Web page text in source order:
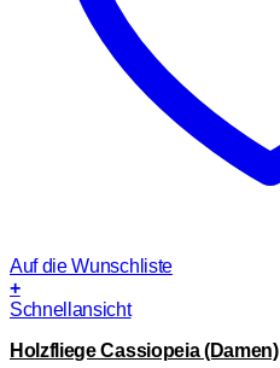
Auf die Wunschliste
+
Schnellansicht
Holzfliege Cassiopeia (Damen)